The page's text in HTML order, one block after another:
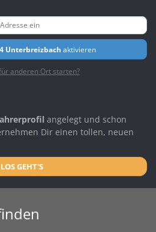
Unterbreizbach aktivieren
anderen Ort starten?
angelegt und schon
Dir einen tollen, neuen
LOS GEHT'S